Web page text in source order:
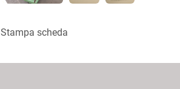
Stampa scheda